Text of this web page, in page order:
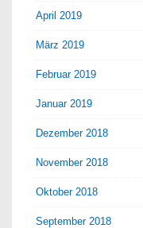
April 2019
März 2019
Februar 2019
Januar 2019
Dezember 2018
November 2018
Oktober 2018
September 2018